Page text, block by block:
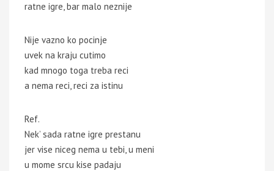
ratne igre, bar malo neznije
Nije vazno ko pocinje
uvek na kraju cutimo
kad mnogo toga treba reci
a nema reci, reci za istinu
Ref.
Nek’ sada ratne igre prestanu
jer vise niceg nema u tebi, u meni
u mome srcu kise padaju